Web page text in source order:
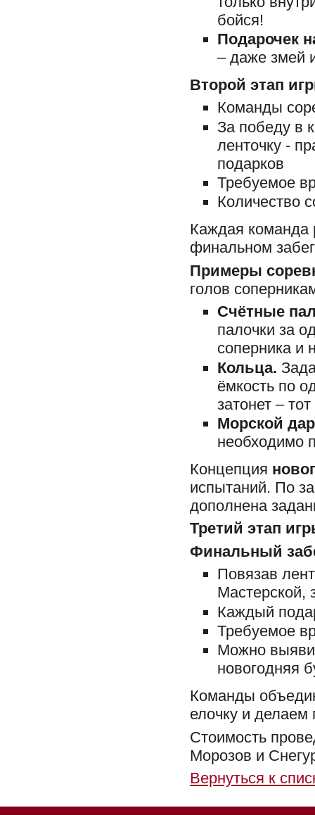
бойся!
Подарочек
– даже змей
Второй этап
Команды
За победу в
ленточку -
подарков
Требуемое
Количество
Каждая команда
финальном
Примеры
голов
Счётные
палочки за
соперника и
Кольца.
ёмкость по
затонет –
Морской
необходимо
Концепция
испытаний. По
дополнена
Третий этап
Финальный
Повязав
Мастерской,
Каждый
Требуемое
Можно
новогодняя
Команды
елочку и
Стоимость
Морозов и
Вернуться к